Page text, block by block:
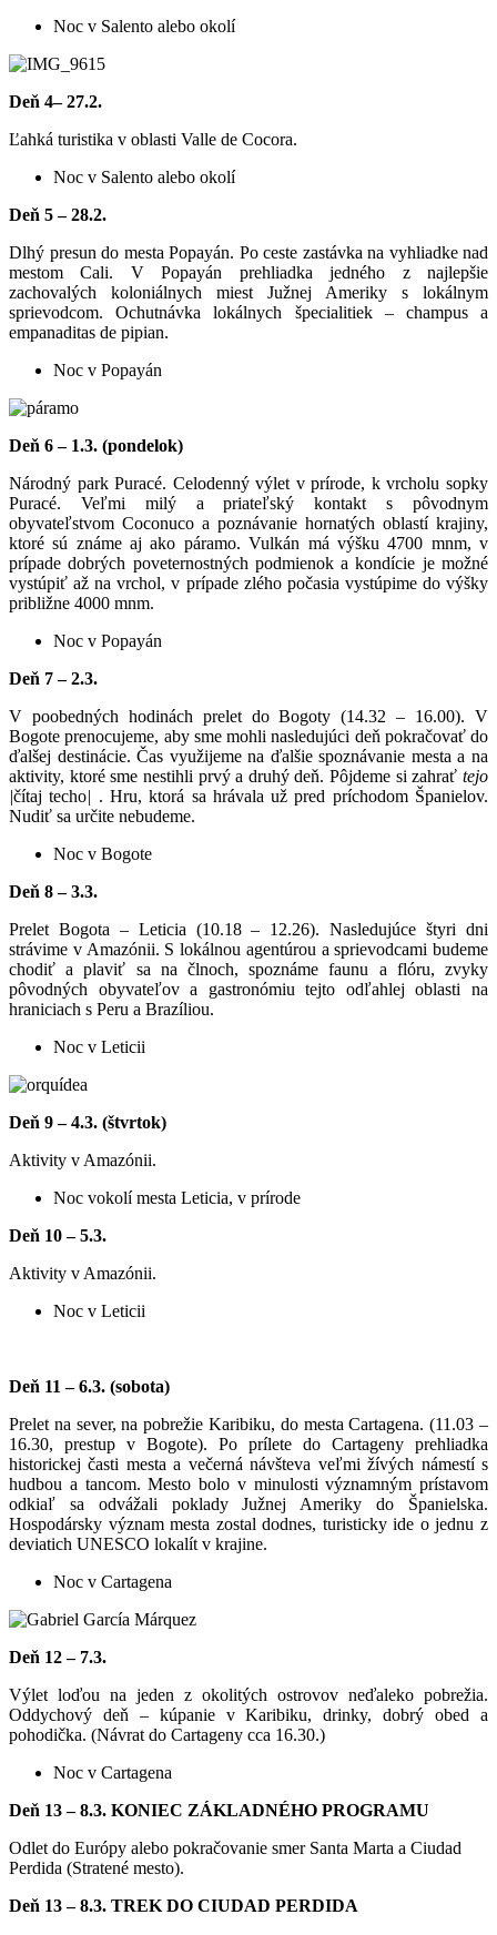
Noc v Salento alebo okolí
Deň 4– 27.2.
Ľahká turistika v oblasti Valle de Cocora.
Noc v Salento alebo okolí
Deň 5 – 28.2.
Dlhý presun do mesta Popayán. Po ceste zastávka na vyhliadke nad
mestom Cali. V Popayán prehliadka jedného z najlepšie
zachovalých koloniálnych miest Južnej Ameriky s lokálnym
sprievodcom. Ochutnávka lokálnych špecialitiek – champus a
empanaditas de pipian.
Noc v Popayán
Deň 6 – 1.3. (pondelok)
Národný park Puracé. Celodenný výlet v prírode, k vrcholu sopky
Puracé. Veľmi milý a priateľský kontakt s pôvodnym
obyvateľstvom Coconuco a poznávanie hornatých oblastí krajiny,
ktoré sú známe aj ako páramo. Vulkán má výšku 4700 mnm, v
prípade dobrých poveternostných podmienok a kondície je možné
vystúpiť až na vrchol, v prípade zlého počasia vystúpime do výšky
približne 4000 mnm.
Noc v Popayán
Deň 7 – 2.3.
V poobedných hodinách prelet do Bogoty (14.32 – 16.00). V
Bogote prenocujeme, aby sme mohli nasledujúci deň pokračovať do
ďalšej destinácie. Čas využijeme na ďalšie spoznávanie mesta a na
aktivity, ktoré sme nestihli prvý a druhý deň. Pôjdeme si zahrať tejo
|čítaj techo| . Hru, ktorá sa hrávala už pred príchodom Španielov.
Nudiť sa určite nebudeme.
Noc v Bogote
Deň 8 – 3.3.
Prelet Bogota – Leticia (10.18 – 12.26). Nasledujúce štyri dni
strávime v Amazónii. S lokálnou agentúrou a sprievodcami budeme
chodiť a plaviť sa na člnoch, spoznáme faunu a flóru, zvyky
pôvodných obyvateľov a gastronómiu tejto odľahlej oblasti na
hraniciach s Peru a Brazíliou.
Noc v Leticii
Deň 9 – 4.3. (štvrtok)
Aktivity v Amazónii.
Noc vokolí mesta Leticia, v prírode
Deň 10 – 5.3.
Aktivity v Amazónii.
Noc v Leticii
Deň 11 – 6.3. (sobota)
Prelet na sever, na pobrežie Karibiku, do mesta Cartagena. (11.03 –
16.30, prestup v Bogote). Po prílete do Cartageny prehliadka
historickej časti mesta a večerná návšteva veľmi žívých námestí s
hudbou a tancom. Mesto bolo v minulosti významným prístavom
odkiaľ sa odvážali poklady Južnej Ameriky do Španielska.
Hospodársky význam mesta zostal dodnes, turisticky ide o jednu z
deviatich UNESCO lokalít v krajine.
Noc v Cartagena
Deň 12 – 7.3.
Výlet loďou na jeden z okolitých ostrovov neďaleko pobrežia.
Oddychový deň – kúpanie v Karibiku, drinky, dobrý obed a
pohodička. (Návrat do Cartageny cca 16.30.)
Noc v Cartagena
Deň 13 – 8.3. KONIEC ZÁKLADNÉHO PROGRAMU
Odlet do Európy alebo pokračovanie smer Santa Marta a Ciudad
Perdida (Stratené mesto).
Deň 13 – 8.3. TREK DO CIUDAD PERDIDA